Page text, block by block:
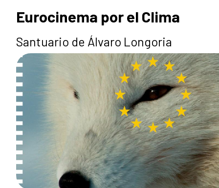
Eurocinema por el Clima
Santuario de Álvaro Longoria